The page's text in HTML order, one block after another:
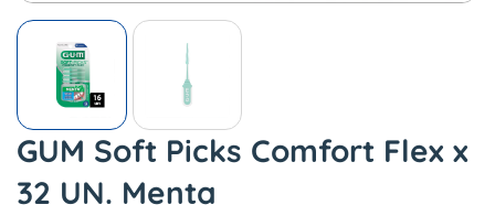
GUM Soft Picks Comfort Flex x
32 UN. Menta